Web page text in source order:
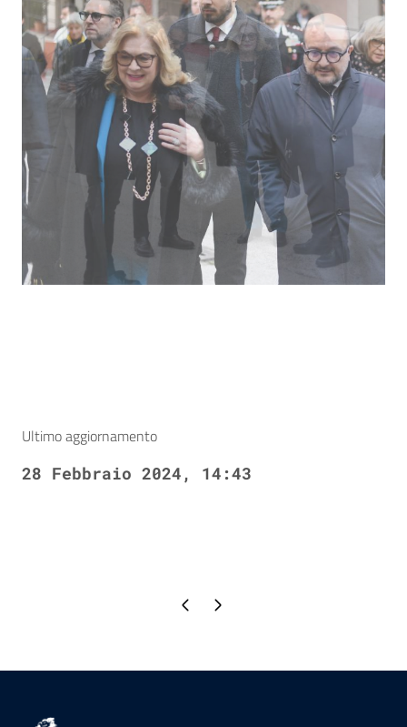
Ultimo aggiornamento
28 Febbraio 2024, 14:43
Pagina precedente
Pagina successiva